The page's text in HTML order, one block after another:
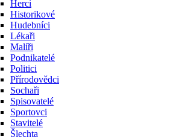
Herci
Historikové
Hudebníci
Lékaři
Malíři
Podnikatelé
Politici
Přírodovědci
Sochaři
Spisovatelé
Sportovci
Stavitelé
Šlechta